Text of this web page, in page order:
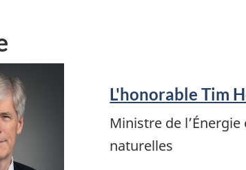
L'honorable Tim
Ministre de
naturelles